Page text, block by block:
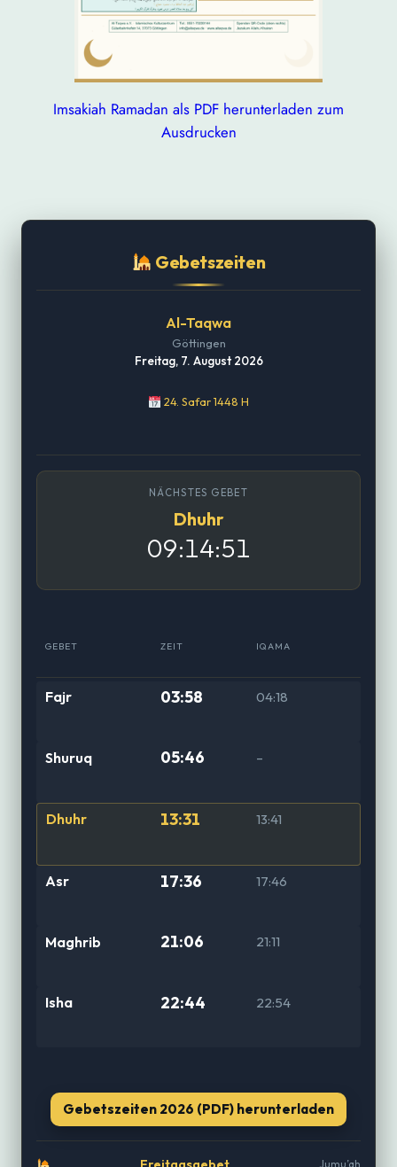
Imsakiah Ramadan als PDF herunterladen zum
Ausdrucken
Gebetszeiten
Al-Taqwa
Göttingen
Freitag, 7. August 2026
24. Safar 1448 H
NÄCHSTES GEBET
Dhuhr
09:14:50
GEBET ZEIT IQAMA
Fajr 03:58 04:18
Shuruq 05:46 –
Dhuhr 13:31 13:41
Asr 17:36 17:46
Maghrib 21:06 21:11
Isha 22:44 22:54
Gebetszeiten 2026 (PDF) herunterladen
Jumu’ah